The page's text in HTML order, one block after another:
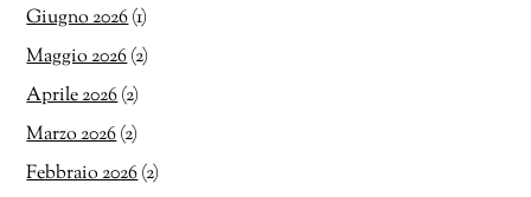
Giugno 2026(1)
Maggio 2026(2)
Aprile 2026(2)
Marzo 2026(2)
Febbraio 2026(2)